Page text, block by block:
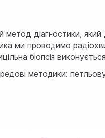
діагностики,
ми проводимо
біопсія
методики: